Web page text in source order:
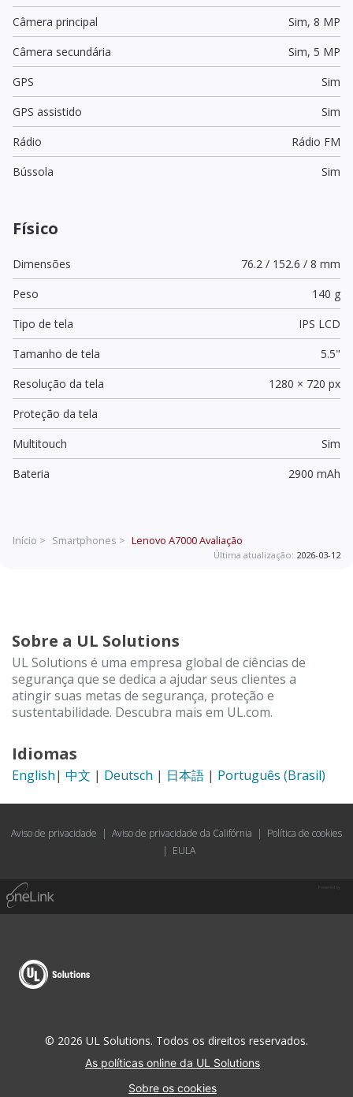
Câmera principal Sim, 8 MP
Câmera secundária
Sim, 5 MP
GPS
Sim
GPS assistido
Sim
Rádio
Rádio FM
Bússola
Sim
Físico
Dimensões
76.2 / 152.6 / 8 mm
Peso
140 g
Tipo de tela
IPS LCD
Tamanho de tela
5.5"
Resolução da tela
1280 × 720 px
Proteção da tela
Multitouch
Sim
Bateria
2900 mAh
Início > Smartphones > Lenovo A7000Avaliação
Última atualização: 2026-03-12
Sobre a UL Solutions
UL Solutions é uma empresa global de ciências de
segurança que se dedica a ajudar seus clientes a
atingir suas metas de segurança, proteção e
sustentabilidade. Descubra mais em UL.com.
Idiomas
English| 中文 | Deutsch | 日本語 | Português (Brasil)
Aviso de privacidade | Aviso de privacidade da Califórnia | Política de cookies
| EULA
© 2026 UL Solutions. Todos os direitos reservados.
As políticas online da UL Solutions
Sobre os cookies